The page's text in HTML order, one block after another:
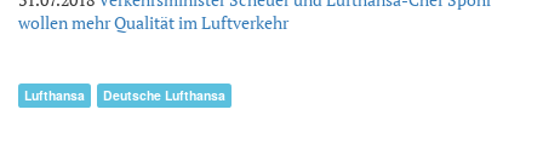
wollen mehr Qualität im Luftverkehr
Lufthansa Deutsche Lufthansa